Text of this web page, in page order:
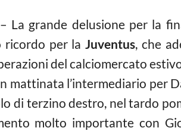
– La grande delusione per la
ricordo per laJuventus, che
del calciomercato
mattinata l’intermediario per
di terzino destro, nel tardo
molto importante con